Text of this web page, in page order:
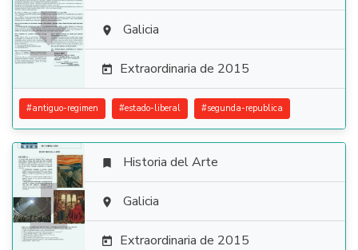
  Galicia
 Extraordinaria de 2015
#antiguo-regimen #estado-liberal #segunda-republica

 Historia del Arte
 Galicia
 Extraordinaria de 2015